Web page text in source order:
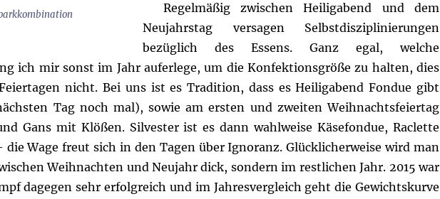
Regelmäßig zwischen Heiligabend und dem
Neujahrstag versagen Selbstdisziplinierungen
bezüglich des Essens. Ganz egal, welche
ich mir sonst im Jahr auferlege, um die Konfektionsgröße zu halten, dies
nicht. Bei uns ist es Tradition, dass es Heiligabend Fondue gibt
Tag noch mal), sowie am ersten und zweiten Weihnachtsfeiertag
Gans mit Klößen. Silvester ist es dann wahlweise Käsefondue, Raclette
die Wage freut sich in den Tagen über Ignoranz. Glücklicherweise wird man
Weihnachten und Neujahr dick, sondern im restlichen Jahr. 2015 war
dagegen sehr erfolgreich und im Jahresvergleich geht die Gewichtskurve